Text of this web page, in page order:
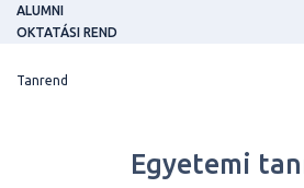
ALUMNI
OKTATÁSI REND
Tanrend
Egyetemi